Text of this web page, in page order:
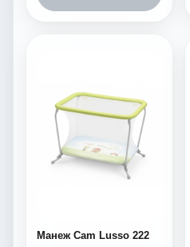
Манеж Cam Lusso 222